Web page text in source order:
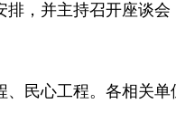
，并主持召开座谈
民心工程。各相关